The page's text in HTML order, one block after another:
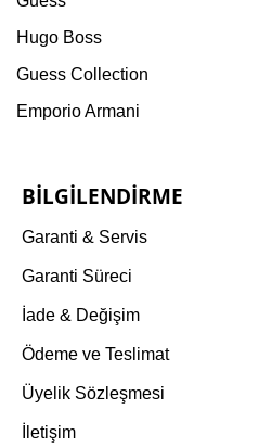
Hugo Boss
Guess Collection
Emporio Armani
BILGILENDIRME
Garanti & Servis
Garanti Süreci
İade & Değişim
Ödeme ve Teslimat
Üyelik Sözleşmesi
İletişim